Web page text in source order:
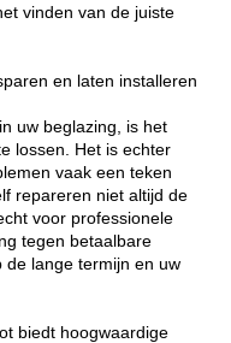
vinden van de juiste
en laten installeren
uw beglazing, is het
lossen. Het is echter
vaak een teken
repareren niet altijd de
voor professionele
tegen betaalbare
de lange termijn en uw
biedt hoogwaardige